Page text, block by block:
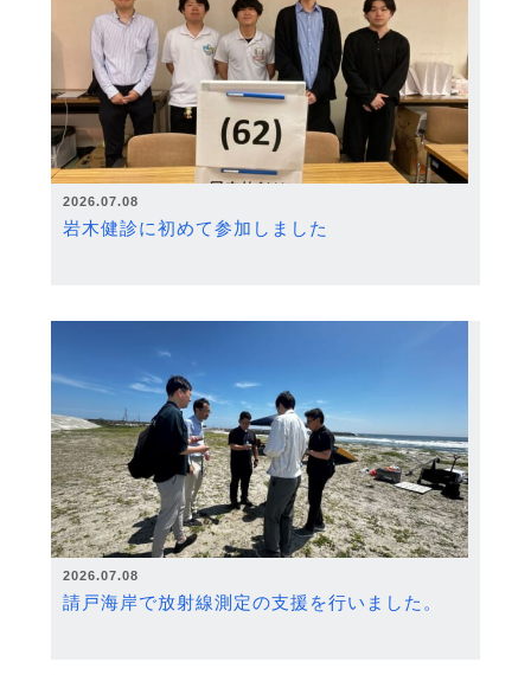
2026.07.08
岩木健診に初めて参加しました
2026.07.08
請戸海岸で放射線測定の支援を行いました。